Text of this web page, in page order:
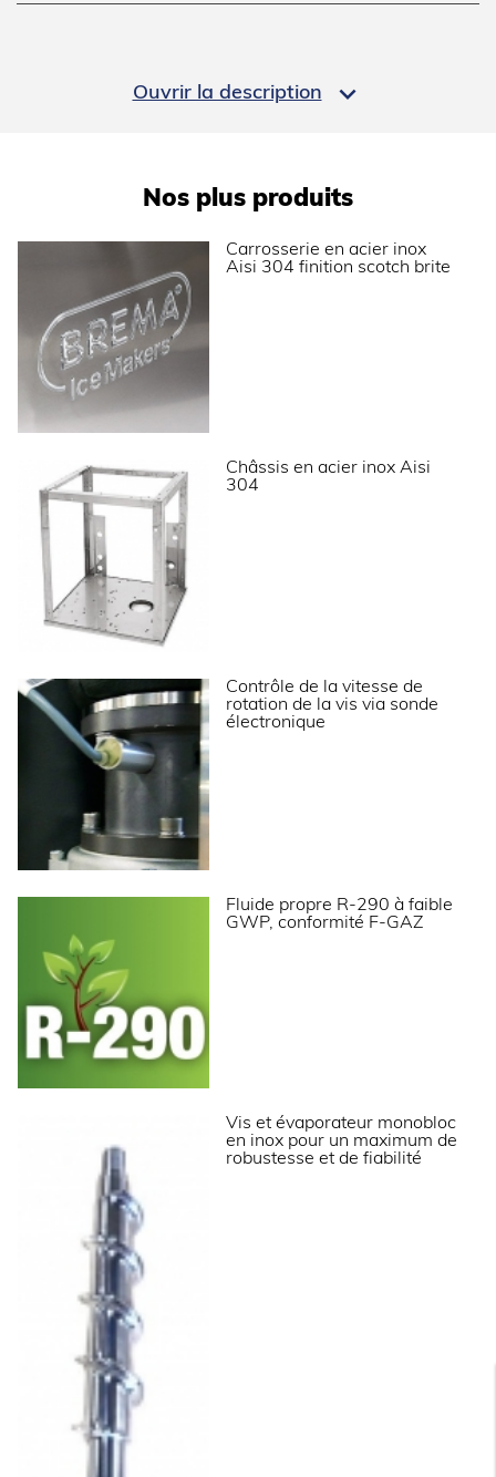
Ouvrir la description 
Classe climatique SN-T (10°C à 43°C)
DIMENSIONS ET POIDS
Profondeur (mm)
Largeur (mm)
Hauteur (mm)
Dimensions extérieures (LxPxH) (mm)
ALIMENTATION
Intensité max (A)
Puissance électrique raccordée (W)
Fréquence (Hz)
Température d’eau (°C)
Qualité de l'eau
Pression de l’eau (min./max.)
LOGISTIQUE
Dimensions emballage (LxPxH) (mm) 645x645x910
Poids brut (kg)
Informations complémentaires
Système à vis sans fin en inox poli.
Évaporateur en inox Aisi 304 avec isolation
Bloc motoréducteur très performant.
Roulement à bille en inox.
Carrosserie en acier inox Aisi 304 finition scotch
brite.
Interrupteur marche/arrêt avec voyant de
fonctionnement en façade.
Sonde pour arrêt automatique de la production
(réglable).
Condenseur refroidi par air (NB les condenseurs à
eau sont
préconisés en cas d’encastrement ou pour un
usage dans une ambiance particulièrement
chaude).
Filtre à poussière sur condenseur pour une
maintenance facilitée.
Vidange par gravité (Ø 24 mm).
Fluide frigorifique R-290.
Rapport volumétrique : 550kg/m3.
Nos plus produits
Carrosserie en acier inox
Aisi 304 finition scotch brite
Châssis en acier inox Aisi
304
Contrôle de la vitesse de
rotation de la vis via sonde
électronique
Fluide propre R-290 à faible
GWP, conformité F-GAZ
Vis et évaporateur monobloc
en inox pour un maximum de
robustesse et de fiabilité